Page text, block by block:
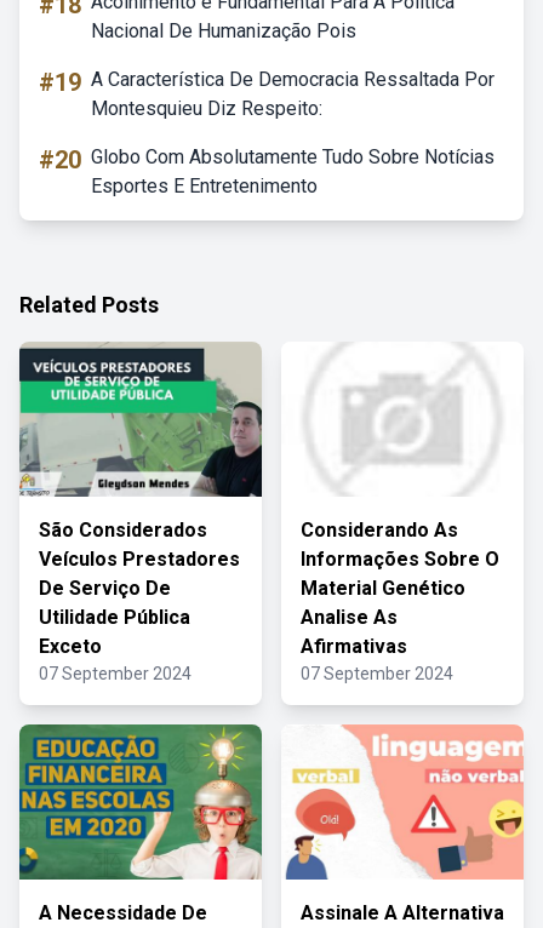
Nacional De Humanização Pois
#19 A Característica De Democracia Ressaltada Por
Montesquieu Diz Respeito:
#20 Globo Com Absolutamente Tudo Sobre Notícias
Esportes E Entretenimento
Related Posts
São Considerados
Veículos Prestadores
De Serviço De
Utilidade Pública
Exceto
07 September 2024
Considerando As
Informações Sobre O
Material Genético
Analise As
Afirmativas
07 September 2024
A Necessidade De Assinale A Alternativa